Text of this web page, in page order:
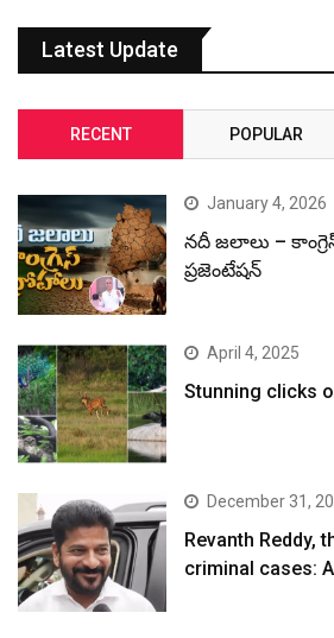
Latest Update
RECENT POPULAR
January 4, 2026
నదీ జలాలు –
ప్రజెంటేషన్
April 4, 2025
Stunning clicks
December 31,
Revanth Reddy,
criminal cases: